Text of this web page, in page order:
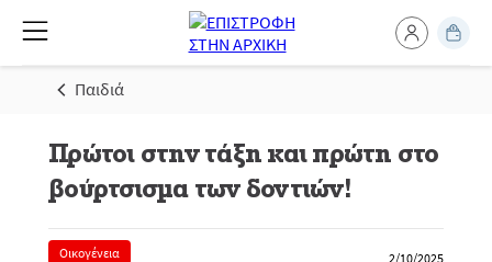
Παιδιά
Πρώτοι στην τάξη και πρώτη στο
βούρτσισμα των δοντιών!
Οικογένεια 2/10/2025